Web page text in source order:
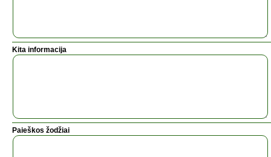
Kita informacija
Paieškos žodžiai